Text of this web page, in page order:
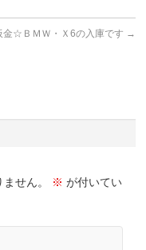
金☆ＢＭＷ・Ｘ6の入庫です →
せん。 ※ が付いてい